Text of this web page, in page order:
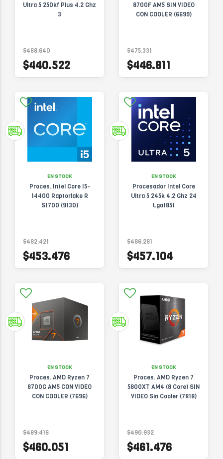
Ultra 5 250kf Plus 4.2 Ghz
3
$468.640
$440.522
8700F AM5 SIN VIDEO
CON COOLER (6699)
$475.331
$446.811
EN STOCK
Proces. Intel Core I5-
14400 Raptorlake R
S1700 (9130)
$482.421
$453.476
EN STOCK
Procesador Intel Core
Ultra 5 245k 4.2 Ghz 24
Lga1851
$486.281
$457.104
EN STOCK
Proces. AMD Ryzen 7
8700G AM5 CON VIDEO
CON COOLER (7696)
$489.416
$460.051
EN STOCK
Proces. AMD Ryzen 7
5800XT AM4 (8 Core) SIN
VIDEO Sin Cooler (7818)
$490.932
$461.476